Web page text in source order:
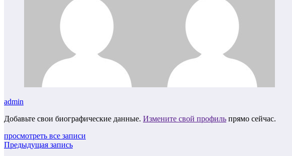
admin
Добавьте свои биографические данные. Измените свой профиль прямо сейчас.
просмотреть все записи
Предыдущая запись